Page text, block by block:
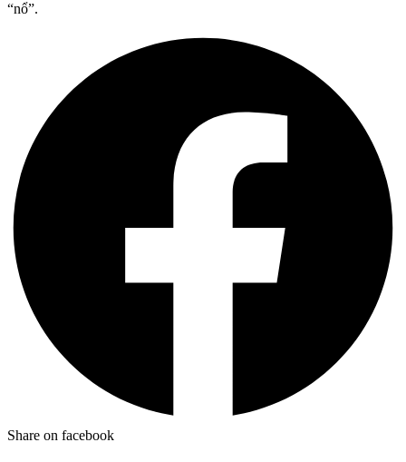
“nổ”.
Share on facebook